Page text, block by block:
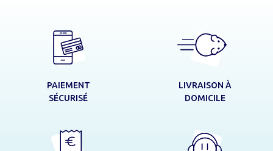
PAIEMENT
SÉCURISÉ
LIVRAISON À
DOMICILE